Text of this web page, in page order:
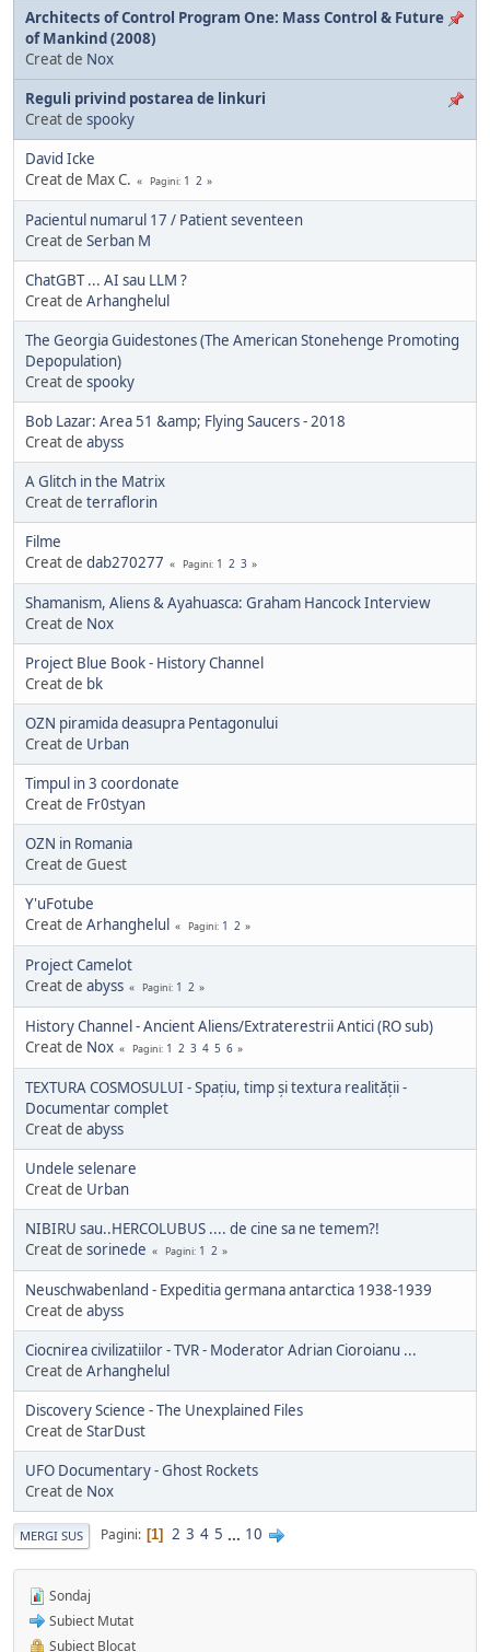
Architects of Control Program One: Mass Control & Future
of Mankind (2008)
Creat de Nox
Reguli privind postarea de linkuri
Creat de spooky
David Icke
Creat de Max C.
Pagini 1 2
Pacientul numarul 17 / Patient seventeen
Creat de Serban M
ChatGBT ... AI sau LLM ?
Creat de Arhanghelul
The Georgia Guidestones (The American Stonehenge Promoting
Depopulation)
Creat de spooky
Bob Lazar: Area 51 &amp; Flying Saucers - 2018
Creat de abyss
A Glitch in the Matrix
Creat de terraflorin
Filme
Creat de dab270277 Pagini 1 2 3
Shamanism, Aliens & Ayahuasca: Graham Hancock Interview
Creat de Nox
Project Blue Book - History Channel
Creat de bk
OZN piramida deasupra Pentagonului
Creat de Urban
Timpul in 3 coordonate
Creat de Fr0styan
OZN in Romania
Creat de Guest
Y'uFotube
Creat de Arhanghelul Pagini 1 2
Project Camelot
Creat de abyss Pagini 1 2
History Channel - Ancient Aliens/Extraterestrii Antici (RO sub)
Creat de Nox Pagini 1 2 3 4 5 6
TEXTURA COSMOSULUI - Spațiu, timp și textura realității -
Documentar complet
Creat de abyss
Undele selenare
Creat de Urban
NIBIRU sau..HERCOLUBUS .... de cine sa ne temem?!
Creat de sorinede Pagini 1 2
Neuschwabenland - Expeditia germana antarctica 1938-1939
Creat de abyss
Ciocnirea civilizatiilor - TVR - Moderator Adrian Cioroianu ...
Creat de Arhanghelul
Discovery Science - The Unexplained Files
Creat de StarDust
UFO Documentary - Ghost Rockets
Creat de Nox
MERGI SUS Pagini 1 2 3 4 5 ... 10
Sondaj
Subiect Mutat
Subiect Blocat